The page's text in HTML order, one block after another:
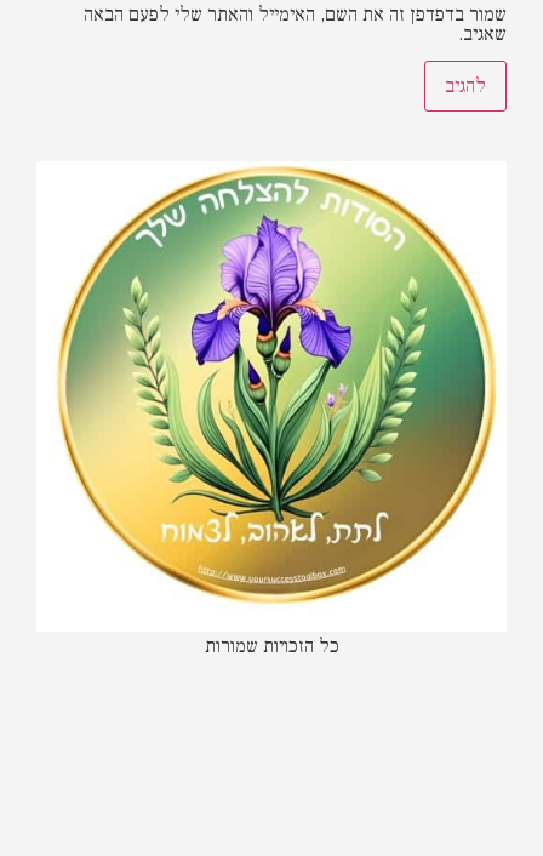
בדפדפן זה את השם, האימייל והאתר שלי לפעם הבאה
כל הזכויות שמורות